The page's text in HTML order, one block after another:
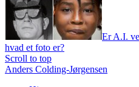
Er A.I.
hvad et foto er?
Scroll to top
Anders Colding-Jørgensen